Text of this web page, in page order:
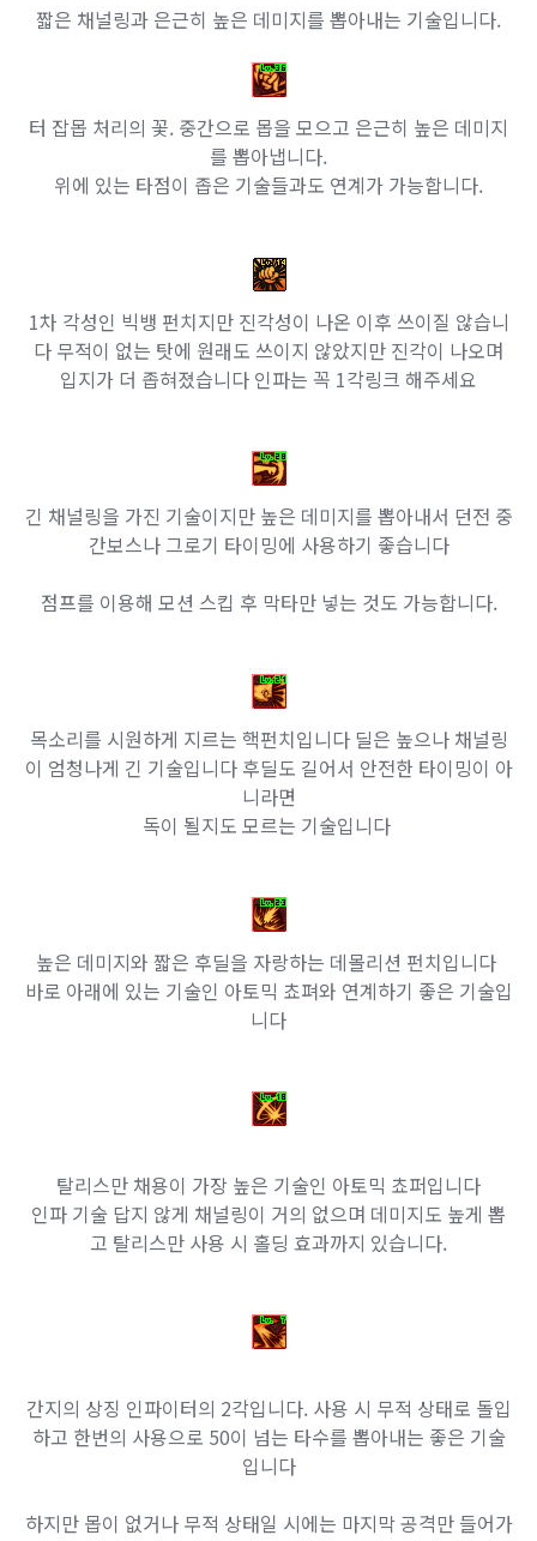
짧은 채널링과 은근히 높은 데미지를 뽑아내는 기술입니다.
터 잡몹 처리의 꽃. 중간으로 몹을 모으고 은근히 높은 데미지
를 뽑아냅니다.
위에 있는 타점이 좁은 기술들과도 연계가 가능합니다.
1차 각성인 빅뱅 펀치지만 진각성이 나온 이후 쓰이질 않습니
다 무적이 없는 탓에 원래도 쓰이지 않았지만 진각이 나오며
입지가 더 좁혀졌습니다 인파는 꼭 1각링크 해주세요
긴 채널링을 가진 기술이지만 높은 데미지를 뽑아내서 던전 중
간보스나 그로기 타이밍에 사용하기 좋습니다
점프를 이용해 모션 스킵 후 막타만 넣는 것도 가능합니다.
목소리를 시원하게 지르는 핵펀치입니다 딜은 높으나 채널링
이 엄청나게 긴 기술입니다 후딜도 길어서 안전한 타이밍이 아
니라면
독이 될지도 모르는 기술입니다
높은 데미지와 짧은 후딜을 자랑하는 데몰리션 펀치입니다
바로 아래에 있는 기술인 아토믹 쵸펴와 연계하기 좋은 기술입
니다
탈리스만 채용이 가장 높은 기술인 아토믹 쵸퍼입니다
인파 기술 답지 않게 채널링이 거의 없으며 데미지도 높게 뽑
고 탈리스만 사용 시 홀딩 효과까지 있습니다.
간지의 상징 인파이터의 2각입니다. 사용 시 무적 상태로 돌입
하고 한번의 사용으로 50이 넘는 타수를 뽑아내는 좋은 기술
입니다
하지만 몹이 없거나 무적 상태일 시에는 마지막 공격만 들어가